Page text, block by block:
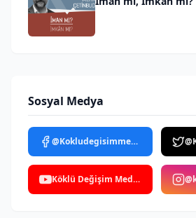
Sosyal Medya
@Kokludegisimmedya
Köklü Değişim Medya